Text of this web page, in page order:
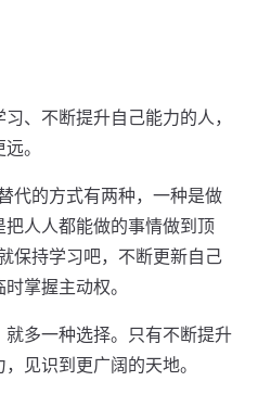
、不断提升自己能力的人，
。
代的方式有两种，一种是做
人人都能做的事情做到顶
保持学习吧，不断更新自己
掌握主动权。
多一种选择。只有不断提升
见识到更广阔的天地。